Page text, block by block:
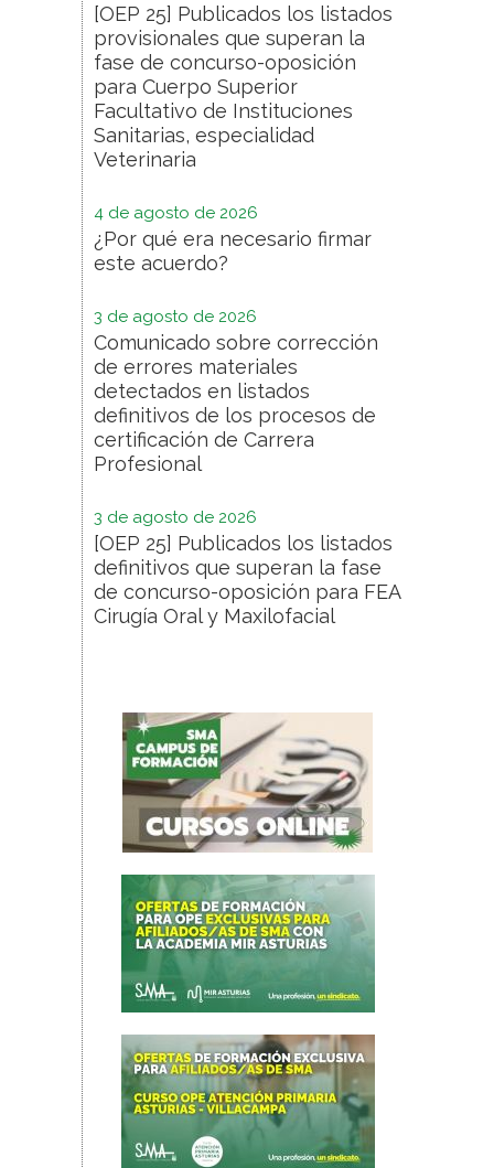
[OEP 25] Publicados los listados
provisionales que superan la
fase de concurso-oposición
para Cuerpo Superior
Facultativo de Instituciones
Sanitarias, especialidad
Veterinaria
4 de agosto de 2026
¿Por qué era necesario firmar
este acuerdo?
3 de agosto de 2026
Comunicado sobre corrección
de errores materiales
detectados en listados
definitivos de los procesos de
certificación de Carrera
Profesional
3 de agosto de 2026
[OEP 25] Publicados los listados
definitivos que superan la fase
de concurso-oposición para FEA
Cirugía Oral y Maxilofacial